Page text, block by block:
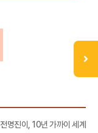
명진이, 10년 가까이 세계